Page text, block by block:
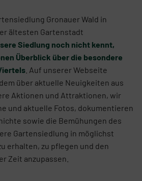
Gronauer Wald in
ältesten Gartenstadt
Siedlung noch nicht kennt,
Überblick über die besondere
. Auf unserer Webseite
über aktuelle Neuigkeiten aus
Aktionen und Attraktionen, wir
und aktuelle Fotos, dokumentieren
sowie die Bemühungen des
Gartensiedlung in möglichst
erhalten, zu pflegen und den
Zeit anzupassen.